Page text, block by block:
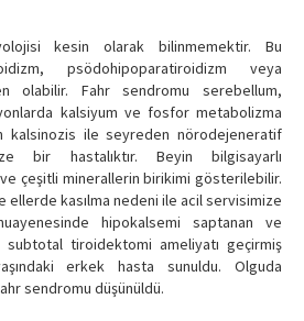
kesin olarak bilinmemektir. Bu
psödohipoparatiroidizm veya
olabilir. Fahr sendromu serebellum,
kalsiyum ve fosfor metabolizma
kalsinozis ile seyreden nörodejeneratif
bir hastalıktır. Beyin bilgisayarlı
çeşitli minerallerin birikimi gösterilebilir.
ellerde kasılma nedeni ile acil servisimize
hipokalsemi saptanan ve
tiroidektomi ameliyatı geçirmiş
erkek hasta sunuldu. Olguda
sendromu düşünüldü.